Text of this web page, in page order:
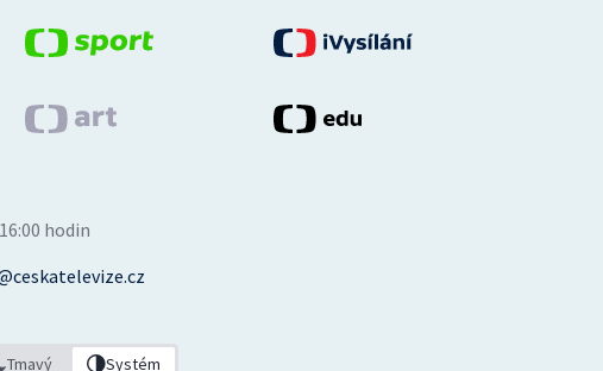
hodin
Tmavý Systém